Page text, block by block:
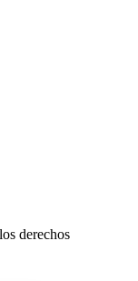
derechos